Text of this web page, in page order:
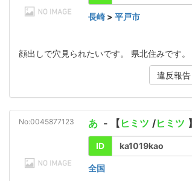
長崎 > 平戸市
顔出しで穴見られたいです。 県北住みです。
違反報告
No:0045877123 あ - 【 ヒミツ /ヒミツ 】
ID ka1019kao
全国